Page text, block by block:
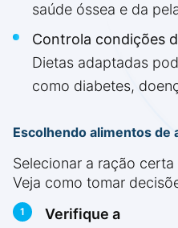
saúde óssea e da
Controla condições
Dietas adaptadas
como diabetes,
Escolhendo alimentos de
Selecionar a ração
Veja como tomar
Verifique a